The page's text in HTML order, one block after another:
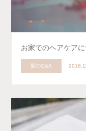
お家でのヘアケア
髪のQ&A